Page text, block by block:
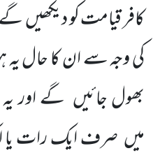
کافر قیامت کو دیکھیںگے
کی وجہ سے ان کا حال یہ
بھول جائیں گے اور
میںصرف ایک رات